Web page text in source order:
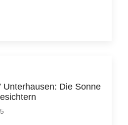
Unterhausen: Die Sonne